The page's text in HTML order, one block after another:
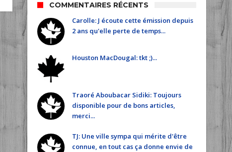
COMMENTAIRES RÉCENTS
Carolle: J écoute cette émission depuis
2 ans qu'elle perte de temps...
Houston MacDougal: tkt ;)...
Traoré Aboubacar Sidiki: Toujours
disponible pour de bons articles,
merci...
TJ: Une ville sympa qui mérite d'être
connue, en tout cas ça donne envie de